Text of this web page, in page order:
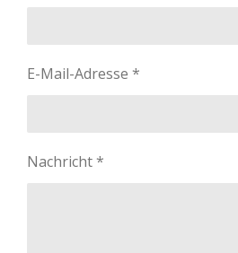
E-Mail-Adresse *
Nachricht *